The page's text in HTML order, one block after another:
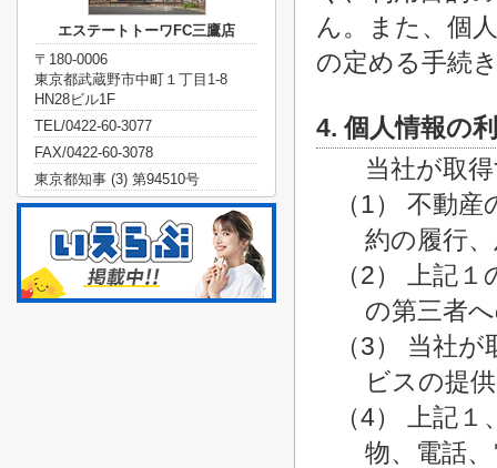
ん。また、個
の定める手続
4. 個人情報の
当社が取
（1） 不動
約の履行
（2） 上記
の第三者
（3） 当社
ビスの提
（4） 上記
物、電話
エステートトーワFC三鷹店
〒180-0006
東京都武蔵野市中町１丁目1-8
HN28ビル1F
TEL/0422-60-3077
FAX/0422-60-3078
東京都知事 (3) 第94510号